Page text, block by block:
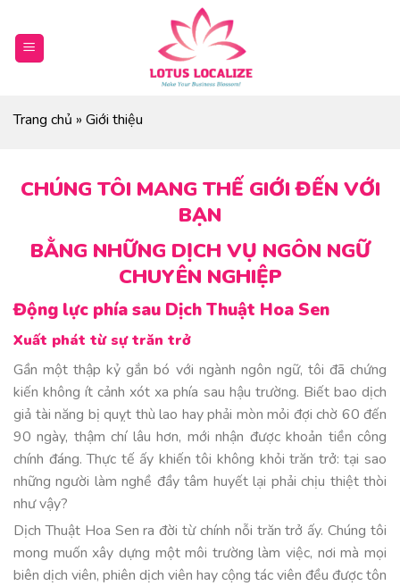
content
Trang chủ » Giới thiệu
CHÚNG TÔI MANG THẾ GIỚI ĐẾN VỚI
BẠN
BẰNG NHỮNG DỊCH VỤ NGÔN NGỮ
CHUYÊN NGHIỆP
Động lực phía sau Dịch Thuật Hoa Sen
Xuất phát từ sự trăn trở
Gần một thập kỷ gắn bó với ngành ngôn ngữ, tôi đã chứng
kiến không ít cảnh xót xa phía sau hậu trường. Biết bao dịch
giả tài năng bị quỵt thù lao hay phải mòn mỏi đợi chờ 60 đến
90 ngày, thậm chí lâu hơn, mới nhận được khoản tiền công
chính đáng. Thực tế ấy khiến tôi không khỏi trăn trở: tại sao
những người làm nghề đầy tâm huyết lại phải chịu thiệt thòi
như vậy?
Dịch Thuật Hoa Sen ra đời từ chính nỗi trăn trở ấy. Chúng tôi
mong muốn xây dựng một môi trường làm việc, nơi mà mọi
biên dịch viên, phiên dịch viên hay cộng tác viên đều được tôn